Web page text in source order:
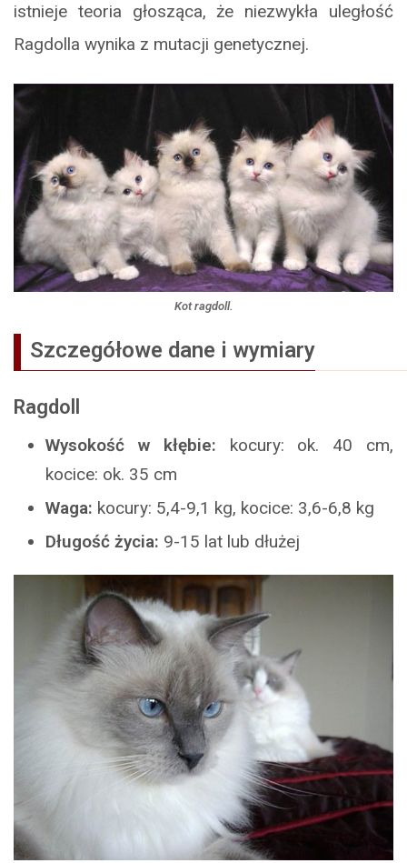
istnieje teoria głosząca, że niezwykła uległość
Ragdolla wynika z mutacji genetycznej.
Kot ragdoll.
Szczegółowe dane i wymiary
Ragdoll
Wysokość w kłębie: kocury: ok. 40 cm,
kocice: ok. 35 cm
Waga: kocury: 5,4-9,1 kg, kocice: 3,6-6,8 kg
Długość życia: 9-15 lat lub dłużej